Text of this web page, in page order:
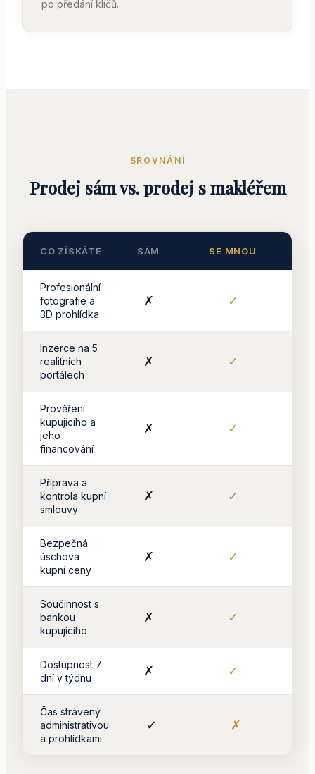
po předání klíčů.
SROVNÁNÍ
Prodej sám vs. prodej s makléřem
CO ZÍSKÁTE SÁM SE MNOU
Profesionální
fotografie a
3D prohlídka
✗ ✓
Inzerce na 5
realitních
portálech
✗ ✓
Prověření
kupujícího a
jeho
financování
✗ ✓
Příprava a
kontrola kupní
smlouvy
✗ ✓
Bezpečná
úschova
kupní ceny
✗ ✓
Součinnost s
bankou
kupujícího
✗ ✓
Dostupnost 7
dní v týdnu
✗ ✓
Čas strávený
administrativou
a prohlídkami
✓ ✗